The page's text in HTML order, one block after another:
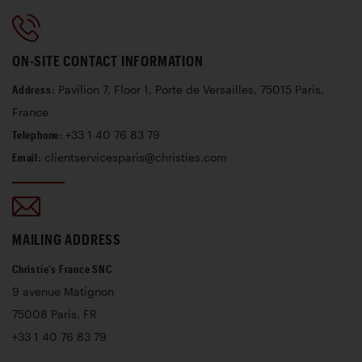
prestigieuses de marques telles que Ferrari, Bugatti et
Talbot-Lago, alliant le charme des modèles classiques à la
fantastique modernité des supercars. L’intégralité du
Rendez-vous surchristies.com
enchérir lors de cette prochaine vente.
ON-SITE CONTACT INFORMATION
Address: Pavilion 7, Floor 1, Porte de Versailles, 75015 Paris,
France
Telephone: +33 1 40 76 83 79
Email: clientservicesparis@christies.com
MAILING ADDRESS
Christie’s France SNC
9 avenue Matignon
75008 Paris, FR
+33 1 40 76 83 79